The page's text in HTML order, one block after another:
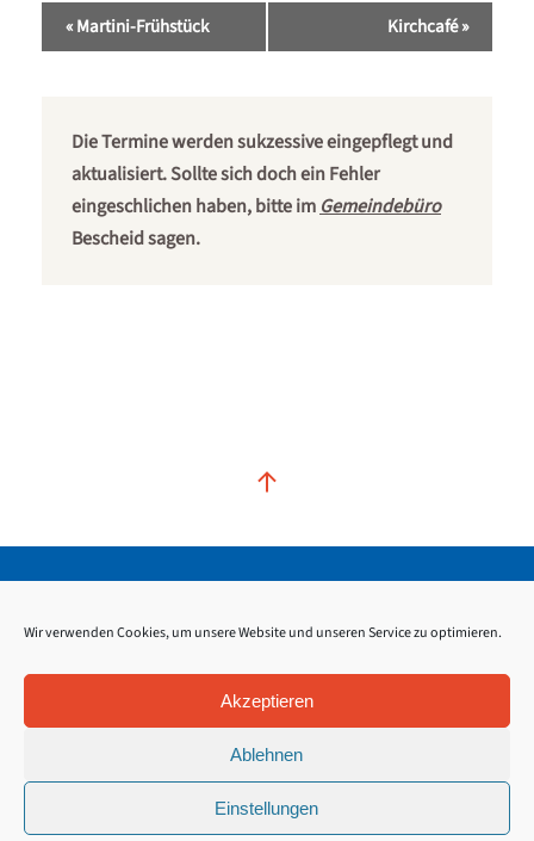
Wir verwenden Cookies, um unsere Website und unseren Service zu optimieren.
Akzeptieren
Ablehnen
Einstellungen
Veranstaltung-
Navigation
«Martini-Frühstück Kirchcafé»
Die Termine werden sukzessive eingepflegt und
aktualisiert. Sollte sich doch ein Fehler
eingeschlichen haben, bitte im Gemeindebüro
Bescheid sagen.